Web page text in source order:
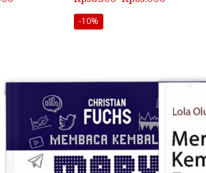
aslinya
saat
Rp58.500.
-10%